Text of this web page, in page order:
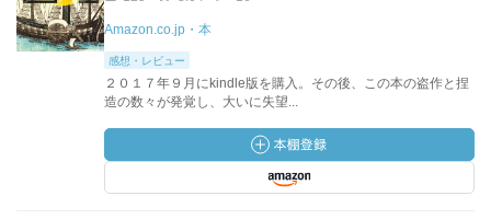
Amazon.co.jp・本
感想・レビュー
２０１７年９月にkindle版を購入。その後、この本の盗作と捏
造の数々が発覚し、大いに失望...